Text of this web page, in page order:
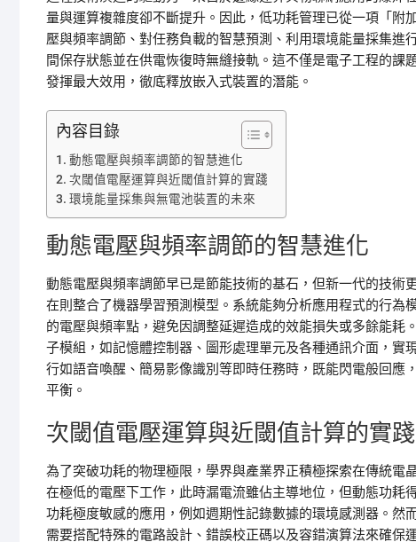
量與運算複雜度卻不斷提升。因此，低功耗管理已從一項「
壓與頻率調節、對任務負載的智慧預測、利用環境能量採集
間保存狀態並在供電恢復時無縫接軌。這不僅是電子工程的
發揮最大效用，徹底釋放嵌入式裝置的潛能。
內容目錄
動態電壓與頻率調節的智慧進化
次閾值電壓運算與近閾值計算的實踐
環境能量採集與無電池裝置的未來
動態電壓與頻率調節的智慧進化
動態電壓與頻率調節早已是節能技術的基石，但新一代的技術
在則整合了機器學習預測模型。系統能夠分析應用程式的行
的電壓與頻率點，避免因調整延遲造成的效能損失或多餘能
子模組，如記憶體控制器、圖形處理單元及各種通訊介面，
行如語音喚醒、簡易影像識別等即時任務時，既能閃電般回
平衡。
次閾值電壓運算與近閾值計算的實踐
為了突破功耗的物理極限，學界與產業界正積極探索在傳統
在極低的電壓下工作，此時漏電流雖佔主導地位，但動態功
功耗極度敏感的應用，例如週期性記錄數據的環境感測器。然
需要搭配特殊的電路設計、錯誤校正碼以及容錯演算法來確